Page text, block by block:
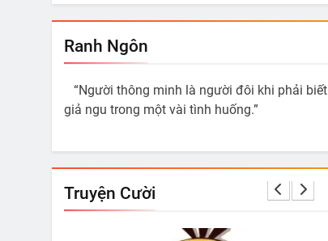
Ranh Ngôn
“Người thông minh là người đôi khi phải biết
giả ngu trong một vài tình huống.”
Truyện Cười